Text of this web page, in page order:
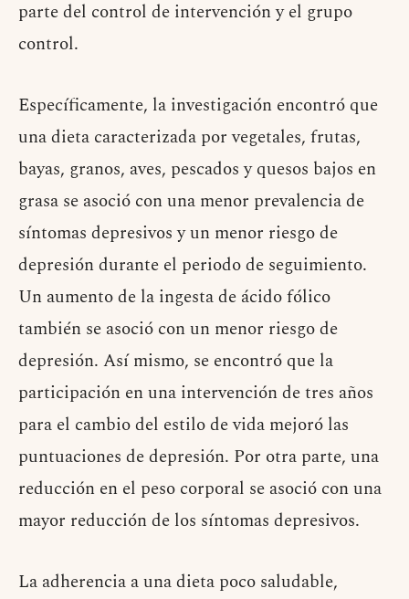
parte del control de intervención y el grupo
control.
Específicamente, la investigación encontró que
una dieta caracterizada por vegetales, frutas,
bayas, granos, aves, pescados y quesos bajos en
grasa se asoció con una menor prevalencia de
síntomas depresivos y un menor riesgo de
depresión durante el periodo de seguimiento.
Un aumento de la ingesta de ácido fólico
también se asoció con un menor riesgo de
depresión. Así mismo, se encontró que la
participación en una intervención de tres años
para el cambio del estilo de vida mejoró las
puntuaciones de depresión. Por otra parte, una
reducción en el peso corporal se asoció con una
mayor reducción de los síntomas depresivos.
La adherencia a una dieta poco saludable,